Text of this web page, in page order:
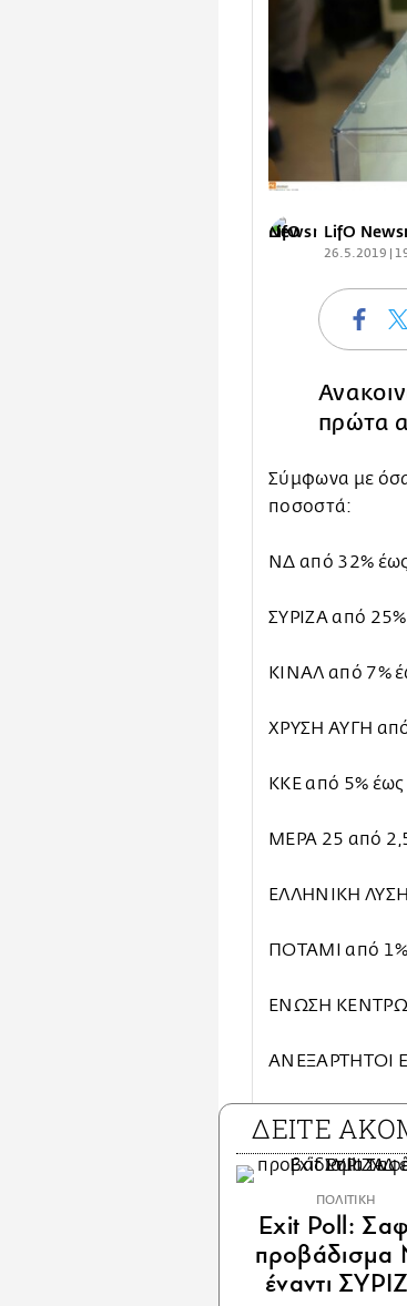
LifO
26.5.2019 |
πρώτα
Σύμφωνα με
ποσοστά:
ΝΔ από 32%
ΣΥΡΙΖΑ από
ΚΙΝΑΛ από 7%
ΧΡΥΣΗ ΑΥΓΗ
ΚΚΕ από 5%
ΜΕΡΑ 25 από
ΕΛΛΗΝΙΚΗ
ΠΟΤΑΜΙ από
ΕΝΩΣΗ
ΑΝΕΞΑΡΤΗΤΟΙ
ΔΕΙΤΕ
ΠΟΛΙΤΙΚΗ
Exit Poll:
προβάδισμα
έναντι